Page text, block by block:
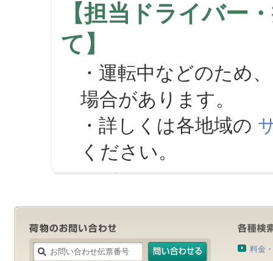
【担当ドライバー
て】
・運転中などのため
場合があります。
・詳しくは各地域の
ください。
料金